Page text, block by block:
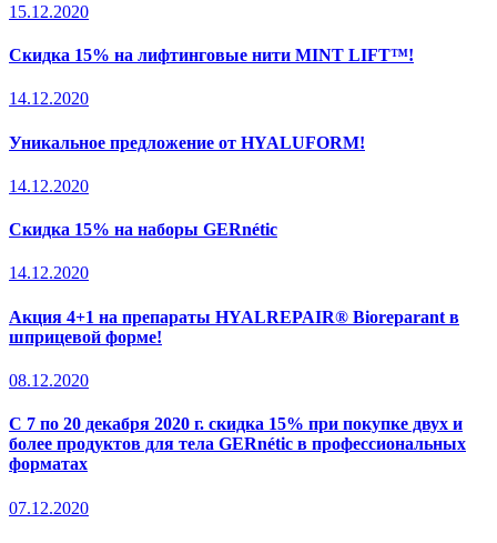
15.12.2020
Скидка 15% на лифтинговые нити MINT LIFT™!
14.12.2020
Уникальное предложение от HYALUFORM!
14.12.2020
Скидка 15% на наборы GERnétic
14.12.2020
Акция 4+1 на препараты HYALREPAIR® Bioreparant в
шприцевой форме!
08.12.2020
С 7 по 20 декабря 2020 г. скидка 15% при покупке двух и
более продуктов для тела GERnétic в профессиональных
форматах
07.12.2020